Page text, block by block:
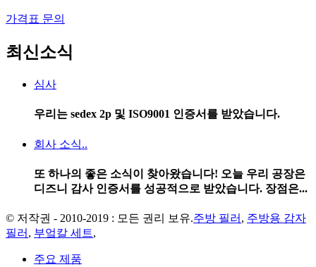
가격표 문의
최신소식
심사
우리는 sedex 2p 및 ISO9001 인증서를 받았습니다.
회사 소식..
또 하나의 좋은 소식이 찾아왔습니다! 오늘 우리 공장은
디즈니 감사 인증서를 성공적으로 받았습니다. 장점은...
© 저작권 - 2010-2019 : 모든 권리 보유.주방 필러 , 주방용 감자
필러 , 부엌칼 세트,
주요 제품